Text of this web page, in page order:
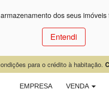
dos seus
Entendi
para o crédito à habitação.
EMPRESA VENDA